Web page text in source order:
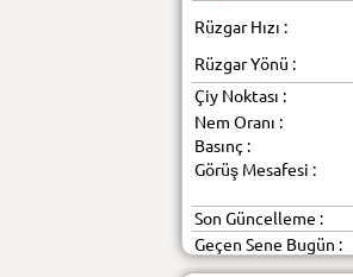
Rüzgar Hızı :
Rüzgar Yönü :
Çiy Noktası :
Nem Oranı :
Basınç :
Görüş Mesafesi :
Son Güncelleme :
Geçen Sene Bugün :